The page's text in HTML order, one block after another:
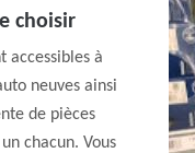
choisir
accessibles à
neuves ainsi
de pièces
chacun. Vous